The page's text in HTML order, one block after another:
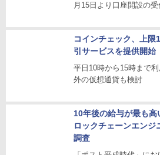
月15日より口座開設の
コインチェック、上
引サービスを提供開始
平日10時から15時まで
外の仮想通貨も検討
10年後の給与が最も
ロックチェーンエンジ
調査